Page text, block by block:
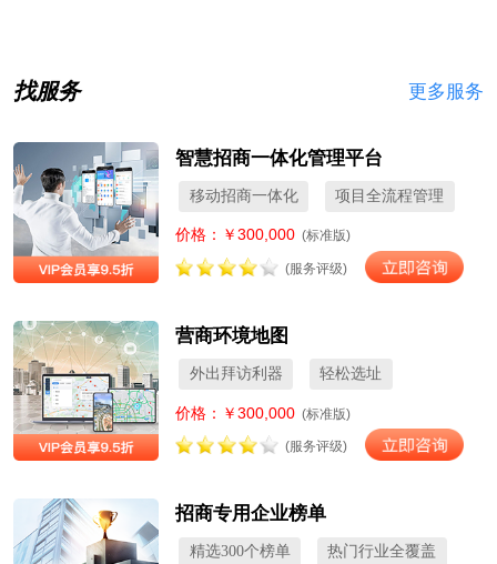
找服务 更多服务
智慧招商一体化管理平台
移动招商一体化 项目全流程管理
价格：￥300,000 (标准版)
(服务评级)
营商环境地图
外出拜访利器 轻松选址
价格：￥300,000 (标准版)
(服务评级)
招商专用企业榜单
精选300个榜单 热门行业全覆盖